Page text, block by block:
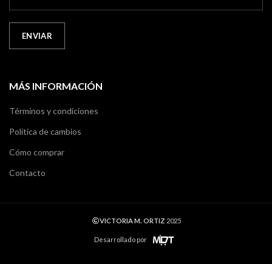
MÁS INFORMACIÓN
Términos y condiciones
Política de cambios
Cómo comprar
Contacto
VICTORIA M. ORTIZ 2025
Desarrollado por